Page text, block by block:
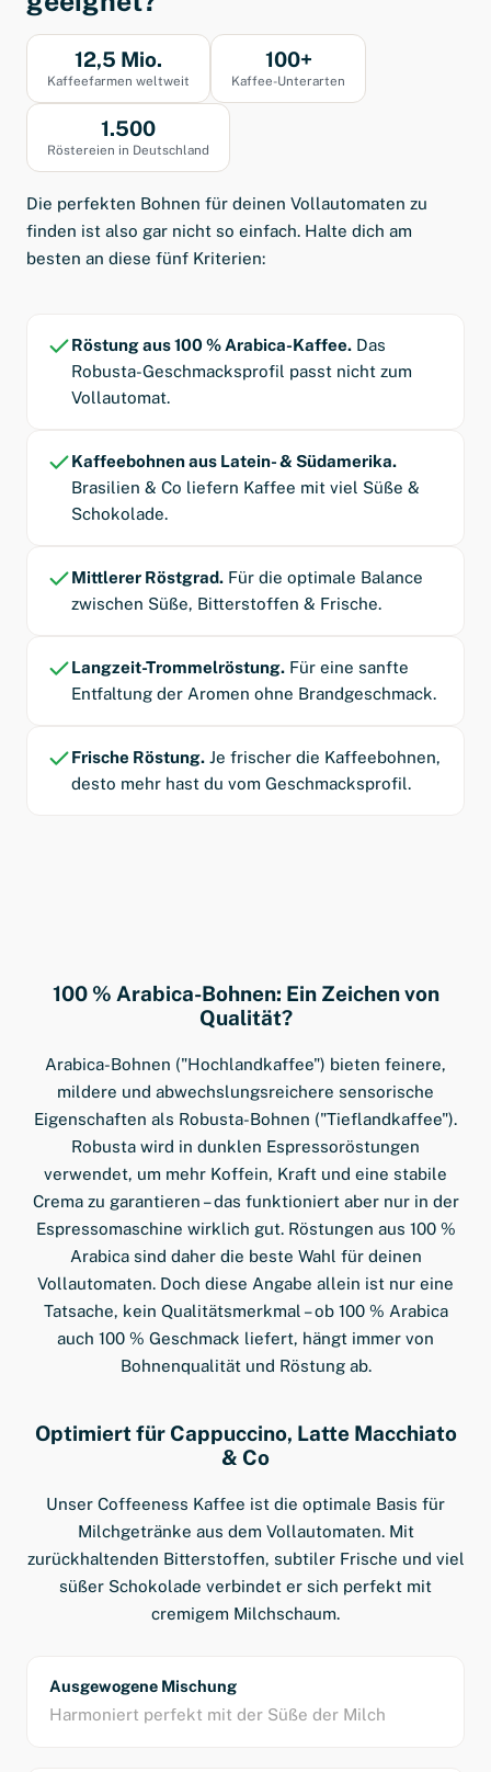
12,5 Mio.
Kaffeefarmen weltweit
100+
Kaffee-Unterarten
1.500
Röstereien in Deutschland
Die perfekten Bohnen für deinen Vollautomaten zu
finden ist also gar nicht so einfach. Halte dich am
besten an diese fünf Kriterien:
Röstung aus 100 % Arabica-Kaffee. Das
Robusta-Geschmacksprofil passt nicht zum
Vollautomat.
Kaffeebohnen aus Latein- & Südamerika.
Brasilien & Co liefern Kaffee mit viel Süße &
Schokolade.
Mittlerer Röstgrad. Für die optimale Balance
zwischen Süße, Bitterstoffen & Frische.
Langzeit-Trommelröstung. Für eine sanfte
Entfaltung der Aromen ohne Brandgeschmack.
Frische Röstung. Je frischer die Kaffeebohnen,
desto mehr hast du vom Geschmacksprofil.
100 % Arabica-Bohnen: Ein Zeichen von
Qualität?
Arabica-Bohnen ("Hochlandkaffee") bieten feinere,
mildere und abwechslungsreichere sensorische
Eigenschaften als Robusta-Bohnen ("Tieflandkaffee").
Robusta wird in dunklen Espressoröstungen
verwendet, um mehr Koffein, Kraft und eine stabile
Crema zu garantieren – das funktioniert aber nur in der
Espressomaschine wirklich gut. Röstungen aus 100 %
Arabica sind daher die beste Wahl für deinen
Vollautomaten. Doch diese Angabe allein ist nur eine
Tatsache, kein Qualitätsmerkmal – ob 100 % Arabica
auch 100 % Geschmack liefert, hängt immer von
Bohnenqualität und Röstung ab.
Optimiert für Cappuccino, Latte Macchiato
& Co
Unser Coffeeness Kaffee ist die optimale Basis für
Milchgetränke aus dem Vollautomaten. Mit
zurückhaltenden Bitterstoffen, subtiler Frische und viel
süßer Schokolade verbindet er sich perfekt mit
cremigem Milchschaum.
Ausgewogene Mischung
Harmoniert perfekt mit der Süße der Milch